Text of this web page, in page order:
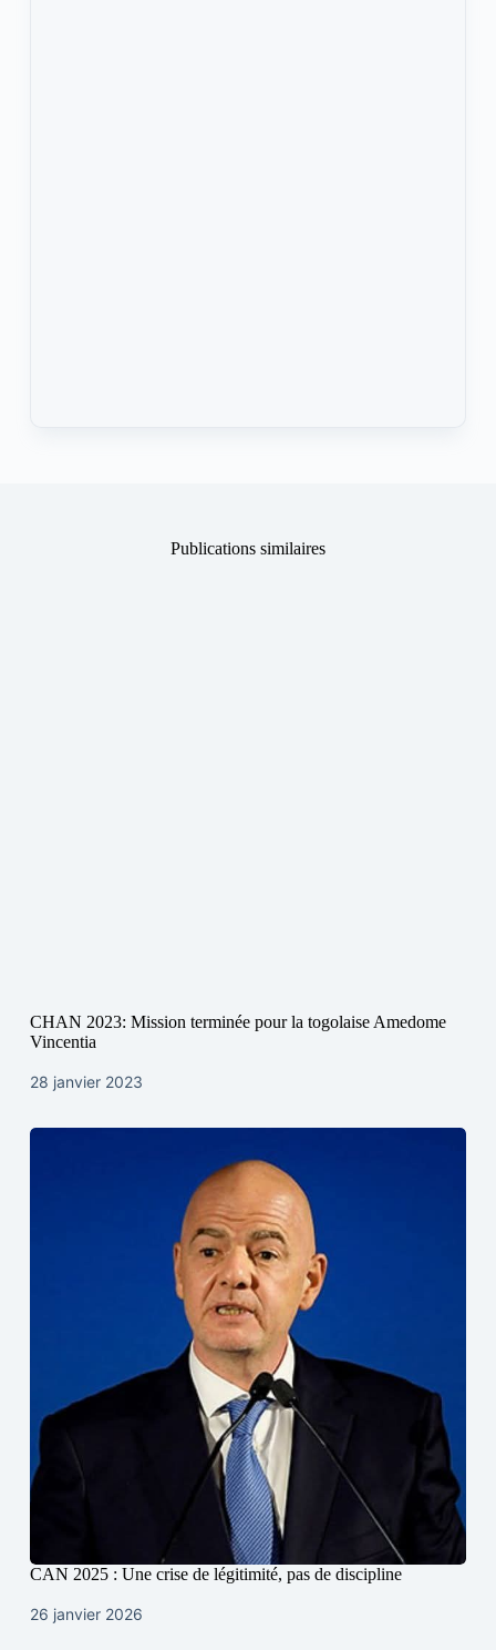
Publications similaires
CHAN 2023: Mission terminée pour la togolaise Amedome
Vincentia
28 janvier 2023
CAN 2025 : Une crise de légitimité, pas de discipline
26 janvier 2026